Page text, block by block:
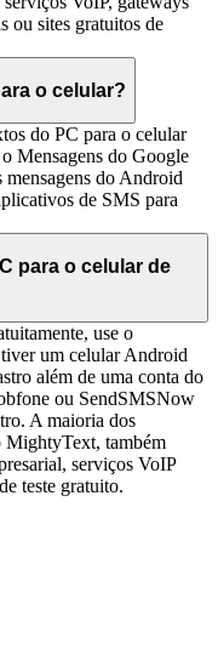
ou sites gratuitos de
o celular?
do PC para o celular
Mensagens do Google
mensagens do Android
de SMS para
para o celular de
use o
um celular Android
além de uma conta do
ou SendSMSNow
A maioria dos
MightyText, também
serviços VoIP
teste gratuito.